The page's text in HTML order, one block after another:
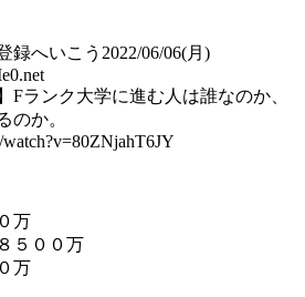
録へいこう 2022/06/06(月)
Fランク大学に進む人は誰なのか、
のか。
万
５００万
万